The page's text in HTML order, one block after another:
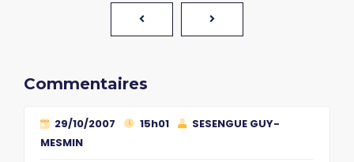
Commentaires
29/10/2007 15h01
SESENGUE GUY-
MESMIN